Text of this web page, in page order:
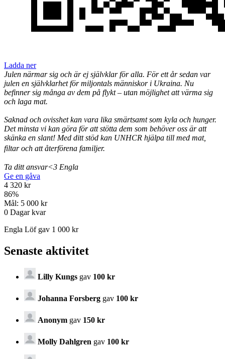
Ladda ner
Julen närmar sig och är ej självklar för alla. För ett år sedan var
julen en självklarhet för miljontals människor i Ukraina. Nu
befinner sig många av dem på flykt – utan möjlighet att värma sig
och laga mat.
Saknad och ovisshet kan vara lika smärtsamt som kyla och hunger.
Det minsta vi kan göra för att stötta dem som behöver oss är att
skänka en slant! Med ditt stöd kan UNHCR hjälpa till med mat,
filtar och att återförena familjer.
Ta ditt ansvar<3 Engla
Ge en gåva
4 320 kr
86%
Mål: 5 000 kr
0 Dagar kvar
Engla Löf gav 1 000 kr
Senaste aktivitet
Lilly Kungs gav 100 kr
Johanna Forsberg gav 100 kr
Anonym gav 150 kr
Molly Dahlgren gav 100 kr